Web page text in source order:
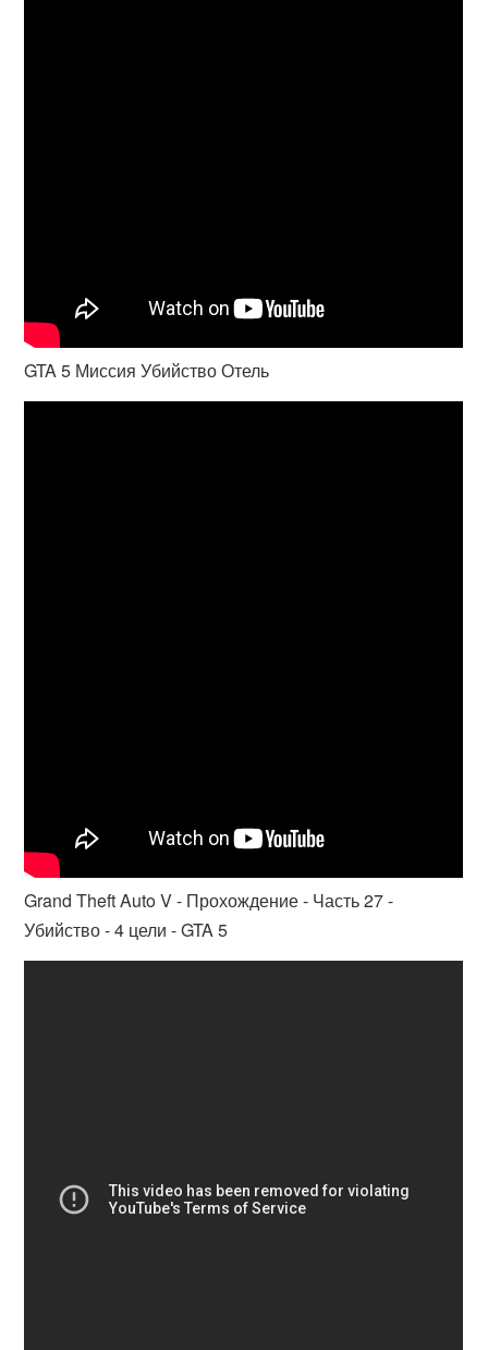
GTA 5 Миссия Убийство Отель
Grand Theft Auto V - Прохождение - Часть 27 -
Убийство - 4 цели - GTA 5